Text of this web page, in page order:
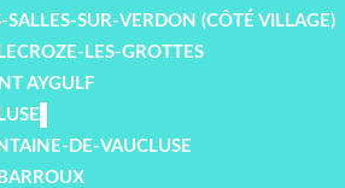
SALLES-SUR-VERDON (CÔTÉ VILLAGE)
LES-GROTTES
AYGULF
DE-VAUCLUSE